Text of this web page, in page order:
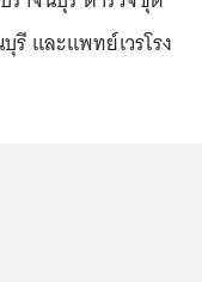
และแพทย์เวรโรง